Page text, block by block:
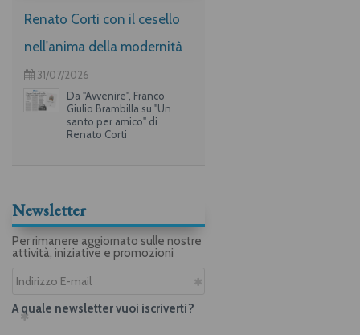
Renato Corti con il cesello
nell'anima della modernità
31/07/2026
Da "Avvenire", Franco
Giulio Brambilla su "Un
santo per amico" di
Renato Corti
Newsletter
Per rimanere aggiornato sulle nostre
attività, iniziative e promozioni
A quale newsletter vuoi iscriverti?